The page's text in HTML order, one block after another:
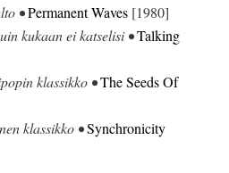
•Permanent Waves [1980]
kukaan ei katselisi •Talking
klassikko •The Seeds Of
klassikko •Synchronicity